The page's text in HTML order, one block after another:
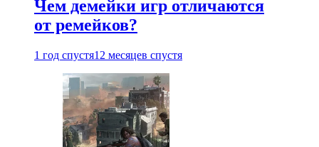
Чем демейки игр отличаются
от ремейков?
1 год спустя12 месяцев спустя